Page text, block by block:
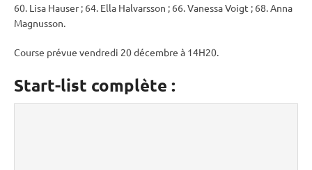
60. Lisa Hauser ; 64. Ella Halvarsson ; 66. Vanessa Voigt ; 68. Anna
Magnusson.
Course prévue vendredi 20 décembre à 14H20.
Start-list complète :